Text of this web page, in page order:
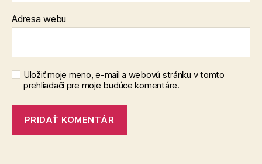
Adresa webu
Uložiť moje meno, e-mail a webovú stránku v tomto
prehliadači pre moje budúce komentáre.